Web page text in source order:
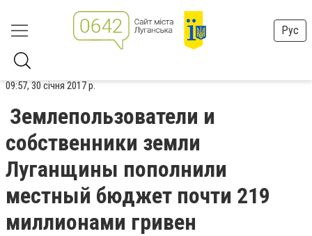
Рус
09:57, 30 січня 2017 р.
Землепользователи и
собственники земли
Луганщины пополнили
местный бюджет почти 219
миллионами гривен